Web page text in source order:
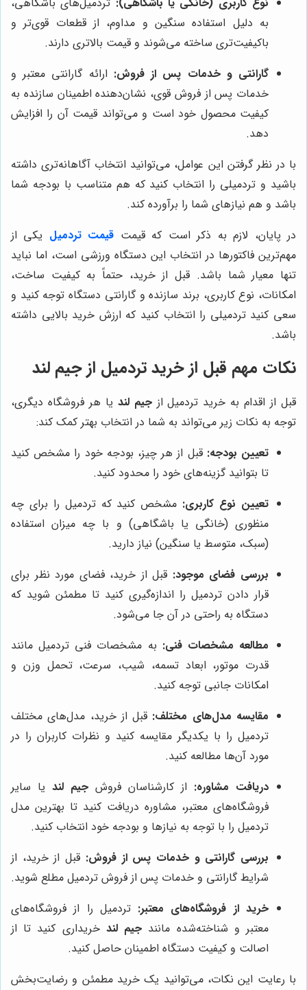
به دلیل استفاده سنگین و مداوم، از قطعات قوی‌تر و
باکیفیت‌تری ساخته می‌شوند و قیمت بالاتری دارند.
گارانتی و خدمات پس از فروش: ارائه گارانتی معتبر و
خدمات پس از فروش قوی، نشان‌دهنده اطمینان سازنده به
کیفیت محصول خود است و می‌تواند قیمت آن را افزایش
دهد.
با در نظر گرفتن این عوامل، می‌توانید انتخاب آگاهانه‌تری داشته
باشید و تردمیلی را انتخاب کنید که هم متناسب با بودجه شما
باشد و هم نیازهای شما را برآورده کند.
در پایان، لازم به ذکر است که قیمت قیمت تردمیل‌ یکی از
مهم‌ترین فاکتورها در انتخاب این دستگاه ورزشی است، اما نباید
تنها معیار شما باشد. قبل از خرید، حتماً به کیفیت ساخت،
امکانات، نوع کاربری، برند سازنده و گارانتی دستگاه توجه کنید و
سعی کنید تردمیلی را انتخاب کنید که ارزش خرید بالایی داشته
باشد.
نکات مهم قبل از خرید تردمیل از جیم لند
قبل از اقدام به خرید تردمیل ازجیم لند یا هر فروشگاه دیگری،
توجه به نکات زیر می‌تواند به شما در انتخاب بهتر کمک کند:
تعیین بودجه: قبل از هر چیز، بودجه خود را مشخص کنید
تا بتوانید گزینه‌های خود را محدود کنید.
تعیین نوع کاربری: مشخص کنید که تردمیل را برای چه
منظوری (خانگی یا باشگاهی) و با چه میزان استفاده
(سبک، متوسط یا سنگین) نیاز دارید.
بررسی فضای موجود: قبل از خرید، فضای مورد نظر برای
قرار دادن تردمیل را اندازه‌گیری کنید تا مطمئن شوید که
دستگاه به راحتی در آن جا می‌شود.
مطالعه مشخصات فنی: به مشخصات فنی تردمیل مانند
قدرت موتور، ابعاد تسمه، شیب، سرعت، تحمل وزن و
امکانات جانبی توجه کنید.
مقایسه مدل‌های مختلف: قبل از خرید، مدل‌های مختلف
تردمیل را با یکدیگر مقایسه کنید و نظرات کاربران را در
مورد آن‌ها مطالعه کنید.
دریافت مشاوره: از کارشناسان فروش جیم لند یا سایر
فروشگاه‌های معتبر، مشاوره دریافت کنید تا بهترین مدل
تردمیل را با توجه به نیازها و بودجه خود انتخاب کنید.
بررسی گارانتی و خدمات پس از فروش: قبل از خرید، از
شرایط گارانتی و خدمات پس از فروش تردمیل مطلع شوید.
خرید از فروشگاه‌های معتبر: تردمیل را از فروشگاه‌های
معتبر و شناخته‌شده مانند جیم لند خریداری کنید تا از
اصالت و کیفیت دستگاه اطمینان حاصل کنید.
با رعایت این نکات، می‌توانید یک خرید مطمئن و رضایت‌بخش